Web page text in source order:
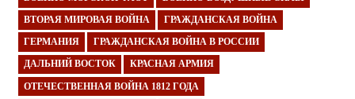
ВТОРАЯ МИРОВАЯ ВОЙНА ГРАЖДАНСКАЯ ВОЙНА
ГЕРМАНИЯ ГРАЖДАНСКАЯ ВОЙНА В РОССИИ
ДАЛЬНИЙ ВОСТОК КРАСНАЯ АРМИЯ
ОТЕЧЕСТВЕННАЯ ВОЙНА 1812 ГОДА